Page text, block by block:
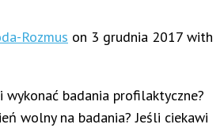
Rozmus on 3 grudnia 2017 with
wykonać badania profilaktyczne?
wolny na badania? Jeśli ciekawi